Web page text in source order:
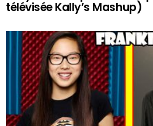
télévisée Kally’s Mashup)